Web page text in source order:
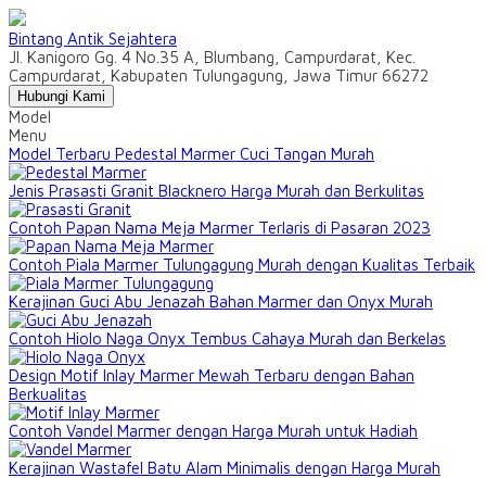
Bintang Antik Sejahtera
Jl. Kanigoro Gg. 4 No.35 A, Blumbang, Campurdarat, Kec.
Campurdarat, Kabupaten Tulungagung, Jawa Timur 66272
Hubungi Kami
Model
Menu
Model Terbaru Pedestal Marmer Cuci Tangan Murah
Jenis Prasasti Granit Blacknero Harga Murah dan Berkulitas
Contoh Papan Nama Meja Marmer Terlaris di Pasaran 2023
Contoh Piala Marmer Tulungagung Murah dengan Kualitas Terbaik
Kerajinan Guci Abu Jenazah Bahan Marmer dan Onyx Murah
Contoh Hiolo Naga Onyx Tembus Cahaya Murah dan Berkelas
Design Motif Inlay Marmer Mewah Terbaru dengan Bahan
Berkualitas
Contoh Vandel Marmer dengan Harga Murah untuk Hadiah
Kerajinan Wastafel Batu Alam Minimalis dengan Harga Murah